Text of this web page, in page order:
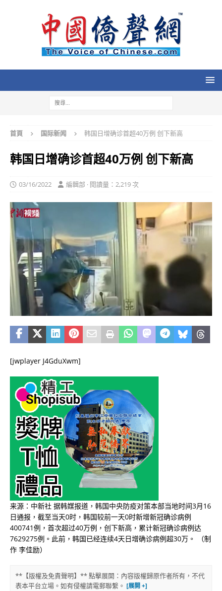
首頁 国际新闻 韩国日增确诊首超40万例 创下新高
韩国日增确诊首超40万例 创下新高
03/16/2022 編輯部 · 閱讀量：2,219 次
[jwplayer J4GduXwm]
来源：中新社 据韩媒报道，韩国中央防疫对策本部当地时间3月16
日通报，截至当天0时，韩国较前一天0时新增新冠确诊病例
400741例，首次超过40万例，创下新高，累计新冠确诊病例达
7629275例。此前，韩国已经连续4天日增确诊病例超30万。 ​​​（制
作 李佳励）
**【版權及免責聲明】** 點擊展開：內容版權歸原作者所有，不代
表本平台立場。如有侵權請電郵聯繫。